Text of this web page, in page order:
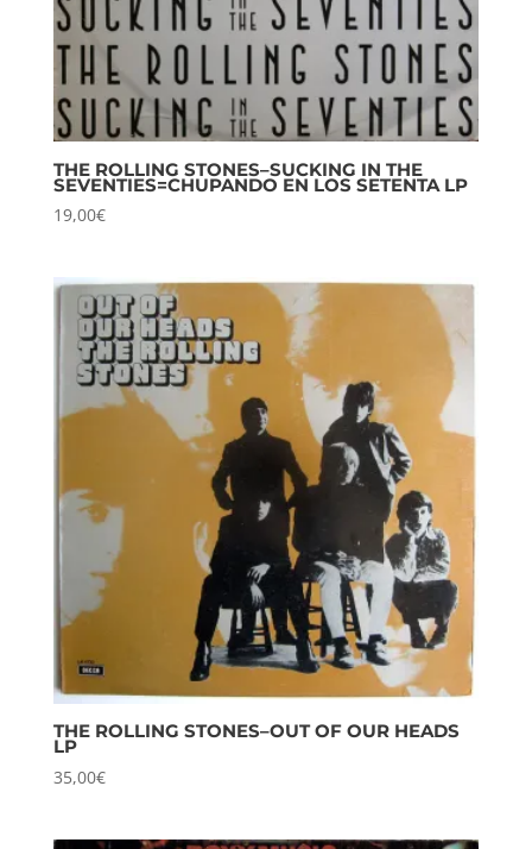
THE ROLLING STONES–SUCKING IN THE
SEVENTIES=CHUPANDO EN LOS SETENTA LP
19,00€
THE ROLLING STONES–OUT OF OUR HEADS
LP
35,00€